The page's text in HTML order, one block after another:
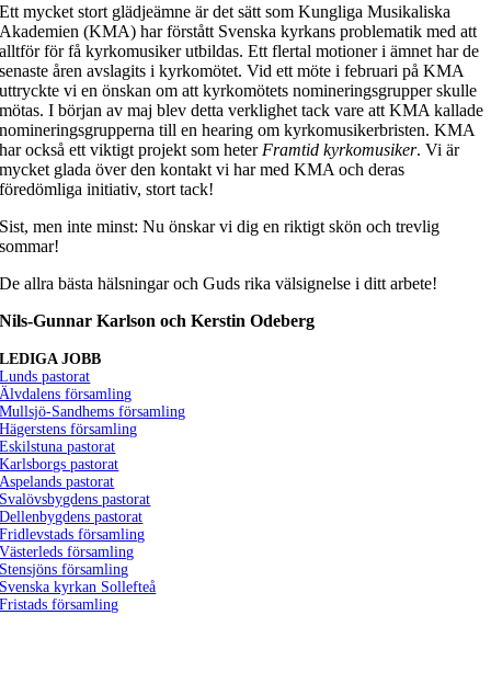
Ett mycket stort glädjeämne är det sätt som Kungliga Musikaliska
Akademien (KMA) har förstått Svenska kyrkans problematik med att
alltför för få kyrkomusiker utbildas. Ett flertal motioner i ämnet har de
senaste åren avslagits i kyrkomötet. Vid ett möte i februari på KMA
uttryckte vi en önskan om att kyrkomötets nomineringsgrupper skulle
mötas. I början av maj blev detta verklighet tack vare att KMA kallade
nomineringsgrupperna till en hearing om kyrkomusikerbristen. KMA
har också ett viktigt projekt som heter Framtid kyrkomusiker. Vi är
mycket glada över den kontakt vi har med KMA och deras
föredömliga initiativ, stort tack!
Sist, men inte minst: Nu önskar vi dig en riktigt skön och trevlig
sommar!
De allra bästa hälsningar och Guds rika välsignelse i ditt arbete!
Nils-Gunnar Karlson och Kerstin Odeberg
LEDIGA JOBB
Lunds pastorat
Älvdalens församling
Mullsjö-Sandhems församling
Hägerstens församling
Eskilstuna pastorat
Karlsborgs pastorat
Aspelands pastorat
Svalövsbygdens pastorat
Dellenbygdens pastorat
Fridlevstads församling
Västerleds församling
Stensjöns församling
Svenska kyrkan Sollefteå
Fristads församling